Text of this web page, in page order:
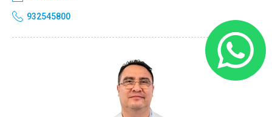
932545800